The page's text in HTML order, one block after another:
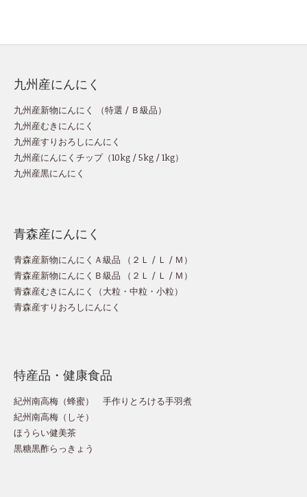
九州産にんにく
九州産新物にんにく （特選 / Ｂ級品）
九州産むきにんにく
九州産すりおろしにんにく
九州産にんにくチップ（10kg /5kg /1kg）
九州産黒にんにく
青森産にんにく
青森産新物にんにくＡ級品 （ ２Ｌ / Ｌ / Ｍ ）
青森産新物にんにくＢ級品 （ ２Ｌ / Ｌ / Ｍ ）
青森産むきにんにく（大粒 ・ 中粒 ・ 小粒）
青森産すりおろしにんにく
特産品・健康食品
紀州南高梅（蜂蜜）
手作りとろける手羽煮
紀州南高梅（しそ）
ほうらい健美茶
黒糖黒酢らっきょう